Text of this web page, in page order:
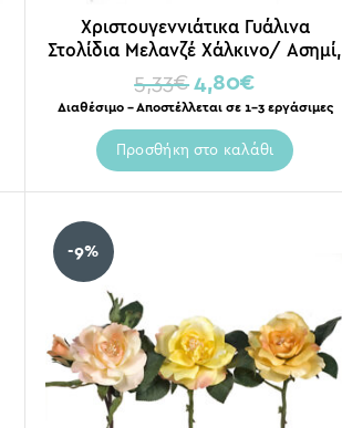
Χριστουγεννιάτικα Γυάλινα
Στολίδια Μελανζέ Χάλκινο/ Ασημί,
Σε 3 Σχέδια
5,33€ 4,80€
Διαθέσιμο – Αποστέλλεται σε 1-3 εργάσιμες
Προσθήκη στο καλάθι
-9%